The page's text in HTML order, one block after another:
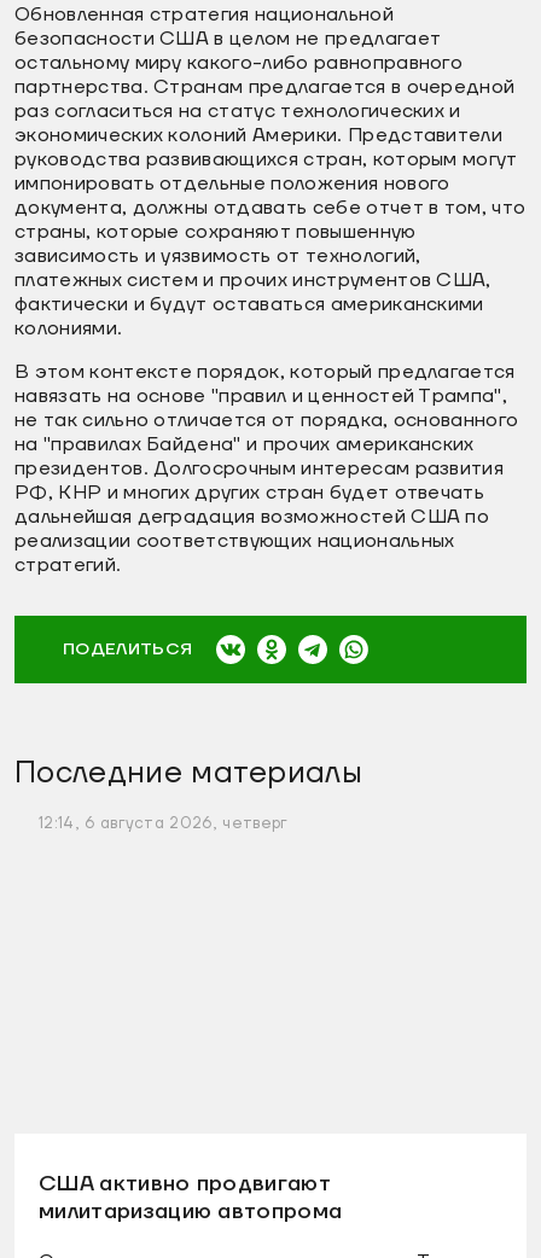
Обновленная стратегия национальной
безопасности США в целом не предлагает
остальному миру какого-либо равноправного
партнерства. Странам предлагается в очередной
раз согласиться на статус технологических и
экономических колоний Америки. Представители
руководства развивающихся стран, которым могут
импонировать отдельные положения нового
документа, должны отдавать себе отчет в том, что
страны, которые сохраняют повышенную
зависимость и уязвимость от технологий,
платежных систем и прочих инструментов США,
фактически и будут оставаться американскими
колониями.
В этом контексте порядок, который предлагается
навязать на основе "правил и ценностей Трампа",
не так сильно отличается от порядка, основанного
на "правилах Байдена" и прочих американских
президентов. Долгосрочным интересам развития
РФ, КНР и многих других стран будет отвечать
дальнейшая деградация возможностей США по
реализации соответствующих национальных
стратегий.
ПОДЕЛИТЬСЯ
Последние материалы
12:14, 6 августа 2026, четверг
США активно продвигают
милитаризацию автопрома